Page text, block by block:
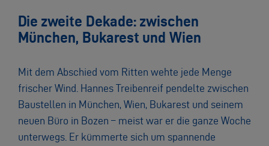
Die zweite Dekade: zwischen
München, Bukarest und Wien
Mit dem Abschied vom Ritten wehte jede Menge
frischer Wind. Hannes Treibenreif pendelte zwischen
Baustellen in München, Wien, Bukarest und seinem
neuen Büro in Bozen – meist war er die ganze Woche
unterwegs. Er kümmerte sich um spannende